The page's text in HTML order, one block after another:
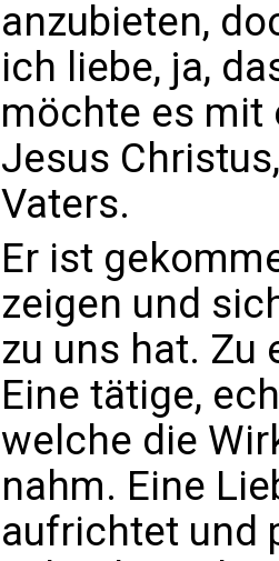
anzubieten,
ich liebe, ja,
möchte es mit
Jesus
Vaters.
Er ist
zeigen und
zu uns hat. Zu
Eine tätige,
welche die
nahm. Eine
aufrichtet und